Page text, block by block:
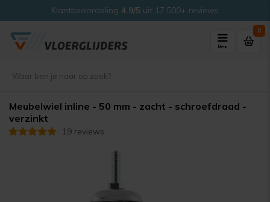
Klantbeoordeling 4.9/5 uit 17.500+ reviews
Menu
0
Meubelwiel inline - 50 mm - zacht - schroefdraad -
verzinkt
19 reviews